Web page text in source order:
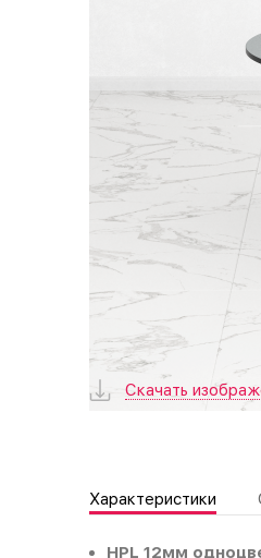
Скачать
Характеристики
HPL 12мм